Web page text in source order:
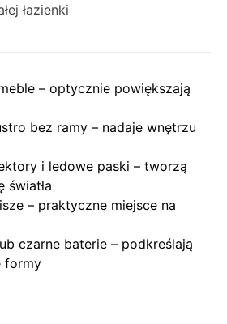
łazienki
– optycznie powiększają
bez ramy – nadaje wnętrzu
i ledowe paski – tworzą
światła
– praktyczne miejsce na
czarne baterie – podkreślają
formy